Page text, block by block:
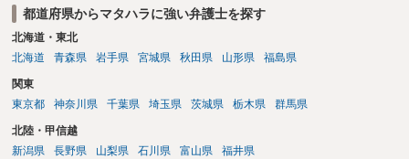
都道府県からマタハラに強い弁護士を探す
北海道・東北
北海道
青森県 岩手県 宮城県 秋田県 山形県 福島県
関東
東京都
神奈川県 千葉県 埼玉県 茨城県 栃木県 群馬県
北陸・甲信越
新潟県
長野県 山梨県 石川県 富山県 福井県